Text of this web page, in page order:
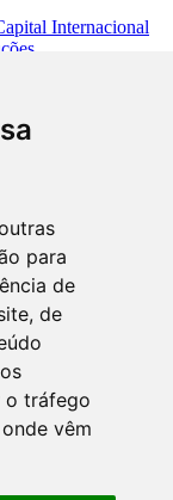
para
de
de
o tráfego
vêm
Internacional
Mobiliários
SFN
de
e